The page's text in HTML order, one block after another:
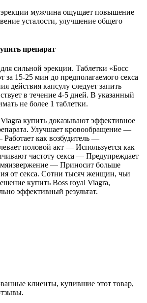
эрекции мужчина ощущает повышение
усталости, улучшение общего
препарат
сильной эрекции. Таблетки «Босс
за 15-25 мин до предполагаемого секса
действия капсулу следует запить
в течение 4-5 дней. В указанный
не более 1 таблетки.
купить доказывают эффективное
Улучшает кровообращение —
как возбудитель —
половой акт — Используется как
частоту секса — Предупреждает
— Приносит больше
от секса. Сотни тысяч женщин, чьи
купить Boss royal Viagra,
эффективный результат.
клиенты, купившие этот товар,